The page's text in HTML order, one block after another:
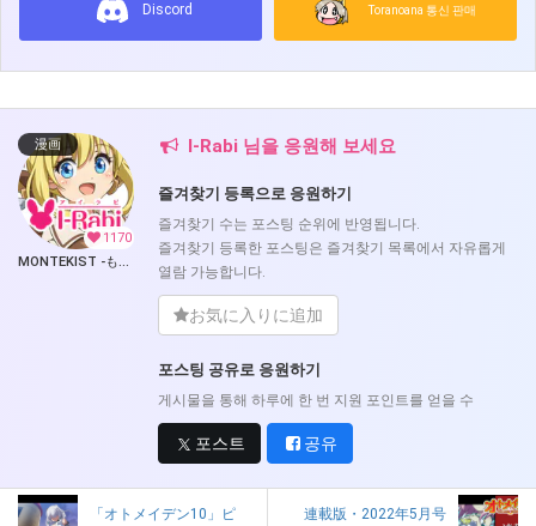
Discord Toranoana 통신 판매
1170
漫画
MONTEKIST -もんてきすと- (I-Rabi)
I-Rabi 님을 응원해 보세요
즐겨찾기 등록으로 응원하기
즐겨찾기 수는 포스팅 순위에 반영됩니다.
즐겨찾기 등록한 포스팅은 즐겨찾기 목록에서 자유롭게
열람 가능합니다.
お気に入りに追加
포스팅 공유로 응원하기
게시물을 통해 하루에 한 번 지원 포인트를 얻을 수
포스트 공유
「オトメイデン10」ピ
連載版・2022年5月号